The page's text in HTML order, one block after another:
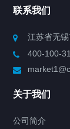
制冷加热动
Chiller气体
联系我们
江苏省无
400-100-
关于我们
公司简介